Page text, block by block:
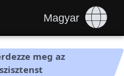
Magyar
meg az